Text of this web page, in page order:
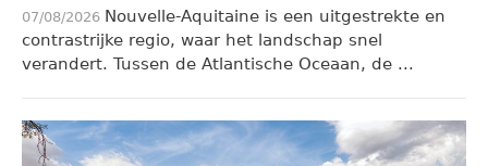
07/08/2026 Nouvelle-Aquitaine is een uitgestrekte en
contrastrijke regio, waar het landschap snel
verandert. Tussen de Atlantische Oceaan, de ...